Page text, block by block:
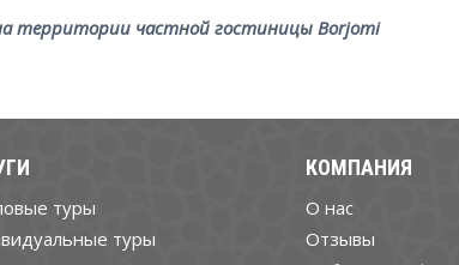
территории частной гостиницы Borjomi
туры
туры
КОМПАНИЯ
О нас
Отзывы